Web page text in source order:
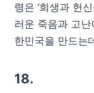
령은 ‘희생과 헌
러운 죽음과 고난
한민국을 만드는
18.